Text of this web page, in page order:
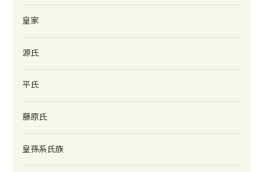
皇家
源氏
平氏
藤原氏
皇孫系氏族